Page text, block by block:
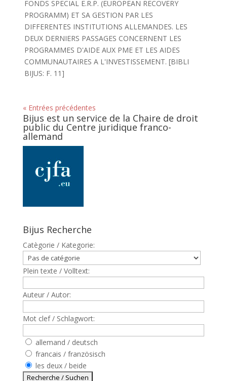
FONDS SPECIAL E.R.P. (EUROPEAN RECOVERY
PROGRAMM) ET SA GESTION PAR LES
DIFFERENTES INSTITUTIONS ALLEMANDES. LES
DEUX DERNIERS PASSAGES CONCERNENT LES
PROGRAMMES D'AIDE AUX PME ET LES AIDES
COMMUNAUTAIRES A L'INVESTISSEMENT. [BIBLI
BIJUS: F. 11]
« Entrées précédentes
Bijus est un service de la Chaire de droit
public du Centre juridique franco-
allemand
Bijus Recherche
Catègorie / Kategorie:
Plein texte / Volltext:
Auteur / Autor:
Mot clef / Schlagwort:
allemand / deutsch
francais / französisch
les deux / beide